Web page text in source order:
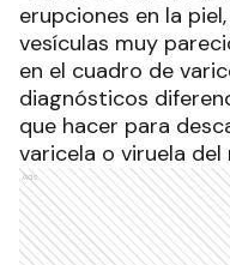
erupciones en la
vesículas muy
en el cuadro de
diagnósticos
que hacer para
varicela o viruela del
Ads